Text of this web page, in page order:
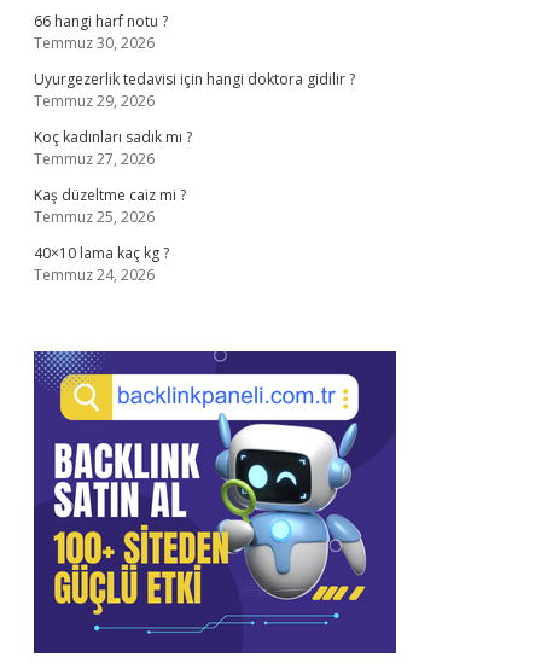
66 hangi harf notu ?
Temmuz 30, 2026
Uyurgezerlik tedavisi için hangi doktora gidilir ?
Temmuz 29, 2026
Koç kadınları sadık mı ?
Temmuz 27, 2026
Kaş düzeltme caiz mi ?
Temmuz 25, 2026
40×10 lama kaç kg ?
Temmuz 24, 2026